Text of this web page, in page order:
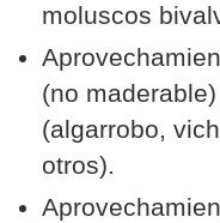
moluscos
(no
(algarrobo,
otros).